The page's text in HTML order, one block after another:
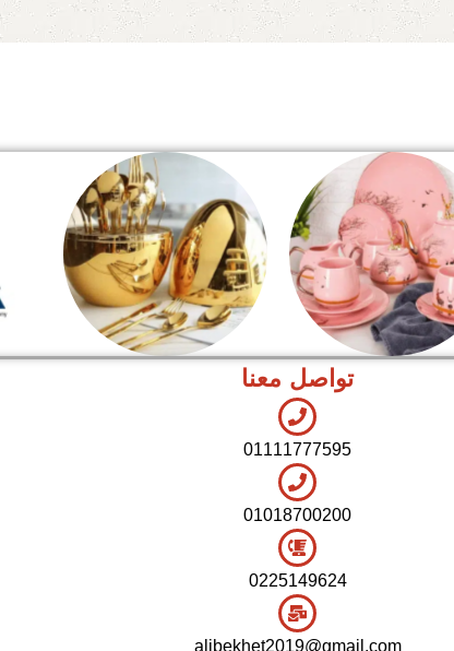
01111777595
01018700200
0225149624
تواصل معنا
alibekhet2019@gmail.com